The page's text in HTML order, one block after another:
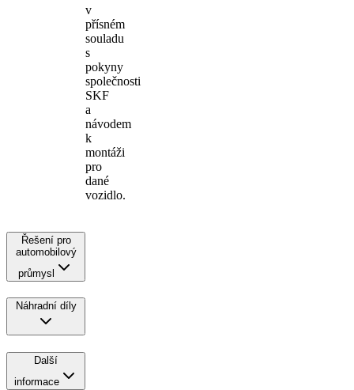
v
přísném
souladu
s
pokyny
společnosti
SKF
a
návodem
k
montáži
pro
dané
vozidlo.
Řešení pro
automobilový
průmysl
Náhradní díly
Další
informace